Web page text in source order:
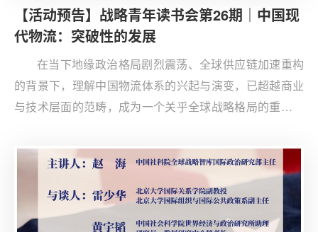
【活动预告】战略青年读书会第26期｜中国现
代物流：突破性的发展
在当下地缘政治格局剧烈震荡、全球供应链加速重构
的背景下，理解中国物流体系的兴起与演变，已超越商业
与技术层面的范畴，成为一个关乎全球战略格局的重要议
书为核心，作者Paul G. Clifford将结合他在华的学习、工
作与研究经验，从物流的基本内涵切入，深入分析中国现
代物流发展过程中政府的作用与典型案例，研判其发展所
蕴含的战略意义与面临的主要挑战。